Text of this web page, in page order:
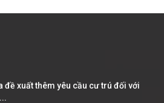
đề xuất thêm yêu cầu cư trú đối với